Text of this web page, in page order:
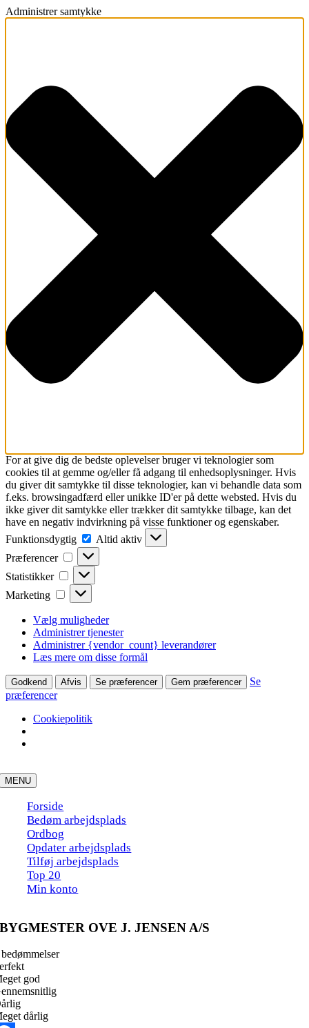
Administrer samtykke
For at give dig de bedste oplevelser bruger vi teknologier som
cookies til at gemme og/eller få adgang til enhedsoplysninger. Hvis
du giver dit samtykke til disse teknologier, kan vi behandle data som
f.eks. browsingadfærd eller unikke ID'er på dette websted. Hvis du
ikke giver dit samtykke eller trækker dit samtykke tilbage, kan det
have en negativ indvirkning på visse funktioner og egenskaber.
Funktionsdygtig
Funktionsdygtig
Altid aktiv
Præferencer
Præferencer
Statistikker Statistikker
Marketing Marketing
Vælg muligheder
Administrer tjenester
Administrer {vendor_count} leverandører
Læs mere om disse formål
Godkend Afvis Se præferencer Gem præferencer
Se
præferencer
Cookiepolitik
to
content
MENU
Forside
Bedøm arbejdsplads
Ordbog
Opdater arbejdsplads
Tilføj arbejdsplads
Top 20
Min konto
BYGMESTER OVE J. JENSEN A/S
god
dårlig